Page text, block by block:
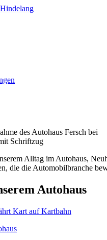
Alltag im Autohaus,
die die Automobilbranche
Autohaus